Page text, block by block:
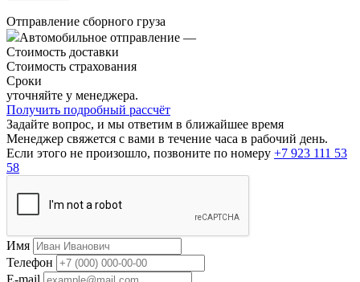
Отправление сборного груза
Автомобильное отправление —
Стоимость доставки
Стоимость страхования
Сроки
уточняйте у менеджера.
Получить подробный рассчёт
Задайте вопрос, и мы ответим в ближайшее время
Менеджер свяжется с вами в течение часа в рабочий день.
Если этого не произошло, позвоните по номеру +7 923 111 53
58
Имя
Телефон
E-mail